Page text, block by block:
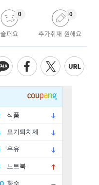
슬퍼요
0
추가취재 원해요
0